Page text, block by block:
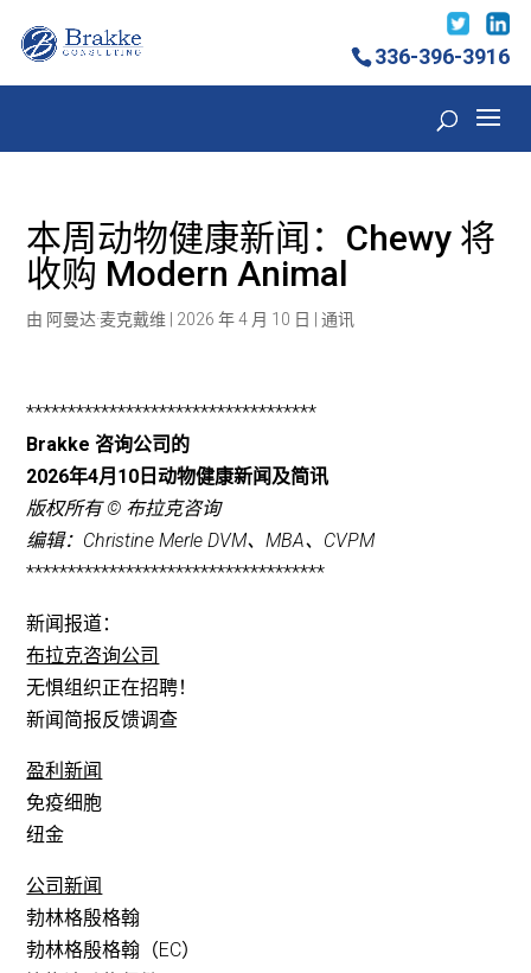
336-396-3916
本周动物健康新闻：Chewy 将
收购 Modern Animal
由 阿曼达·麦克戴维 2026 年 4 月 10 日 |通讯
***********************************
Brakke 咨询公司的
2026年4月10日动物健康新闻及简讯
版权所有 © 布拉克咨询
编辑：Christine Merle DVM、MBA、CVPM
************************************
新闻报道：
布拉克咨询公司
无惧组织正在招聘！
新闻简报反馈调查
盈利新闻
免疫细胞
纽金
公司新闻
勃林格殷格翰
勃林格殷格翰（EC）